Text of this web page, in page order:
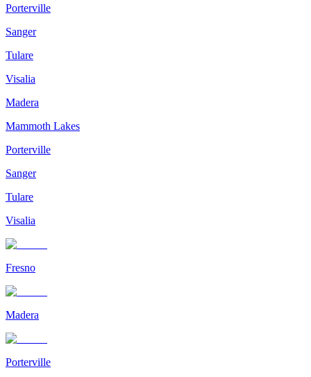
Porterville
Sanger
Tulare
Visalia
Madera
Mammoth Lakes
Porterville
Sanger
Tulare
Visalia
Fresno
Madera
Porterville